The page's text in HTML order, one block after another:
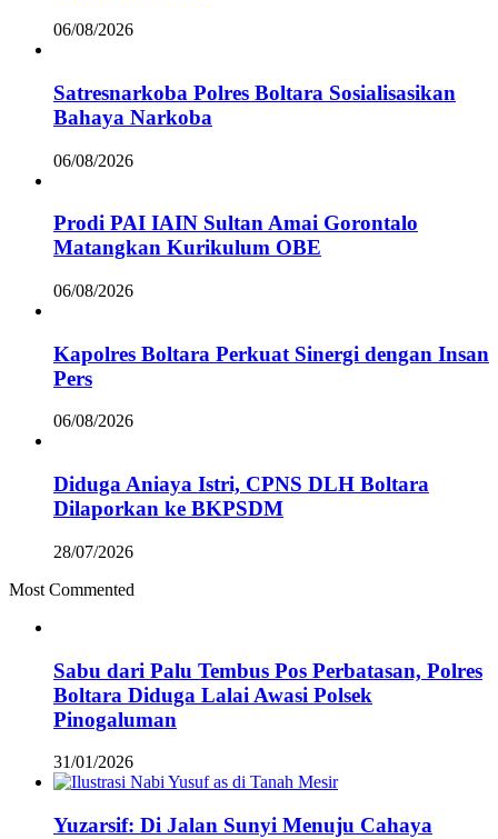
06/08/2026
Satresnarkoba Polres Boltara Sosialisasikan
Bahaya Narkoba
06/08/2026
Prodi PAI IAIN Sultan Amai Gorontalo
Matangkan Kurikulum OBE
06/08/2026
Kapolres Boltara Perkuat Sinergi dengan Insan
Pers
06/08/2026
Diduga Aniaya Istri, CPNS DLH Boltara
Dilaporkan ke BKPSDM
28/07/2026
Most Commented
Sabu dari Palu Tembus Pos Perbatasan, Polres
Boltara Diduga Lalai Awasi Polsek
Pinogaluman
31/01/2026
Yuzarsif: Di Jalan Sunyi Menuju Cahaya